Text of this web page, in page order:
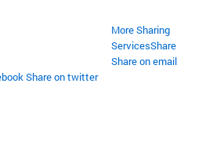
More Sharing
ServicesShare
Share on email
Share on twitter